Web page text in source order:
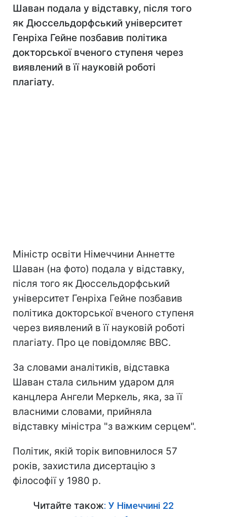
Шаван подала у відставку, після того
як Дюссельдорфський університет
Генріха Гейне позбавив політика
докторської вченого ступеня через
виявлений в її науковій роботі
плагіату.
Міністр освіти Німеччини Аннетте
Шаван (на фото) подала у відставку,
після того як Дюссельдорфський
університет Генріха Гейне позбавив
політика докторської вченого ступеня
через виявлений в її науковій роботі
плагіату. Про це повідомляє ВВС.
За словами аналітиків, відставка
Шаван стала сильним ударом для
канцлера Ангели Меркель, яка, за її
власними словами, прийняла
відставку міністра "з важким серцем".
Політик, якій торік виповнилося 57
років, захистила дисертацію з
філософії у 1980 р.
Читайте також: У Німеччині 22